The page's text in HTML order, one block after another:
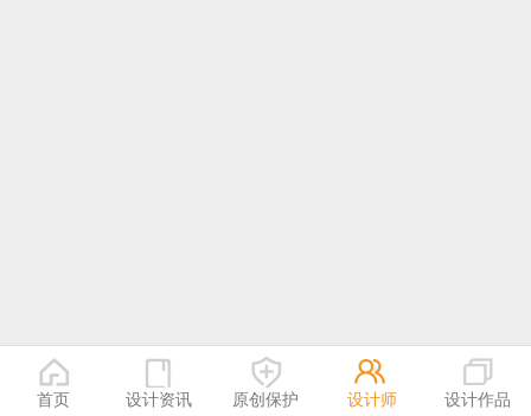
首页 设计资讯 原创保护 设计师 设计作品